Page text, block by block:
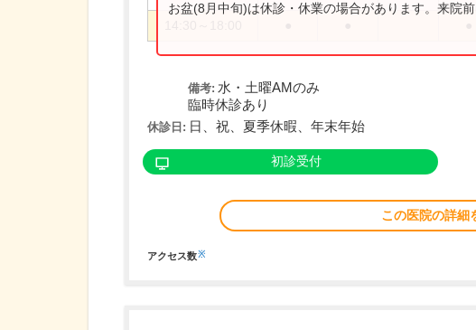
お盆(8月中旬)は休診・休業の場合があります。来院
備考: 水・土曜AMのみ
臨時休診あり
休診日: 日、祝、夏季休暇、年末年始
初診受付
この医院の詳細
アクセス数※